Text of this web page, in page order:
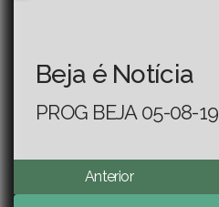
Beja é Notícia
PROG BEJA 05-08-19
Anterior